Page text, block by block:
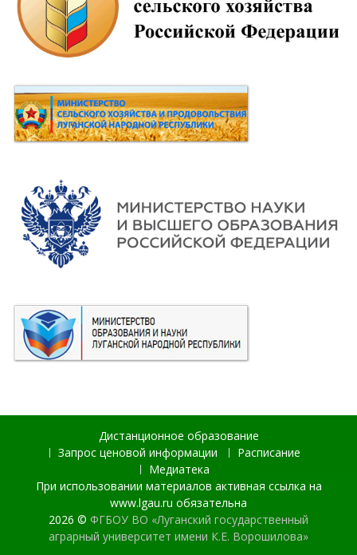
Дистанционное образование
Запрос ценовой информации
Расписание
Медиатека
При использовании материалов активная ссылка на
www.lgau.ru обязательна
2026 © ФГБОУ ВО «Луганский государственный
аграрный университет имени К.Е. Ворошилова»